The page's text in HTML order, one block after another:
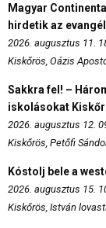
Magyar
hirdetik az
2026. augusztus 11.
Kiskőrös, Oázis
Sakkra fel! –
iskolásokat
2026. augusztus 12.
Kiskőrös, Petőfi
Kóstolj bele a
2026. augusztus 15.
Kiskőrös, István